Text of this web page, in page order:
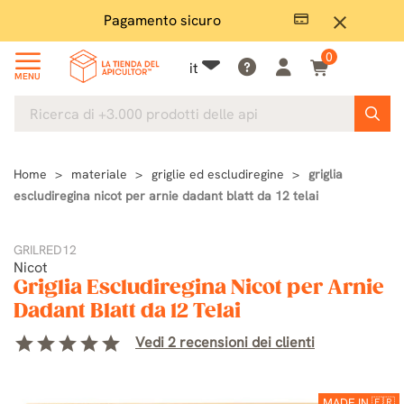
close
Pagamento sicuro
MENU it
0
Home materiale griglie ed escludiregine
griglia
escludiregina nicot per arnie dadant blatt da 12 telai
GRILRED12
Nicot
Griglia Escludiregina Nicot per Arnie
Dadant Blatt da 12 Telai
starstarstarstarstar Vedi 2 recensioni dei clienti